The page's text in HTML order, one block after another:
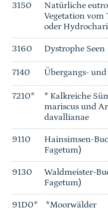
3150
Natürliche
Vegetation vom
oder
3160 Dystrophe Seen
7140 Übergangs-
7210*
* Kalkreiche
mariscus und
davallianae
9110
Hainsimsen-
Fagetum)
9130
Waldmeister-
Fagetum)
91D0* *Moorwälder